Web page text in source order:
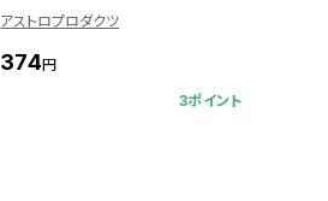
アストロプロダクツ
374円
3ポイント